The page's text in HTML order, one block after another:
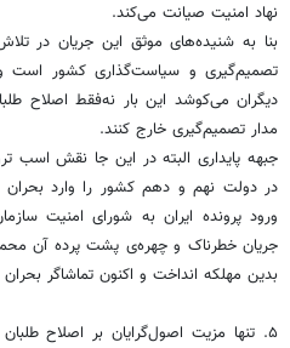
نهاد امنیت صیانت می‌کند.
بنا به شنیده‌های موثق این جریان در
تصمیم‌گیری و سیاست‌گذاری کشور است
دیگران می‌کوشد این بار نه‌فقط اصلاح
مدار تصمیم‌گیری خارج کنند.
جبهه پایداری البته در این جا نقش اسب
در دولت نهم و دهم کشور را وارد
ورود پرونده ایران به شورای امنیت
جریان خطرناک و چهره‌ی پشت پرده آن
بدین مهلکه انداخت و اکنون تماشاگر
۵. تنها مزیت اصول‌گرایان بر اصلاح